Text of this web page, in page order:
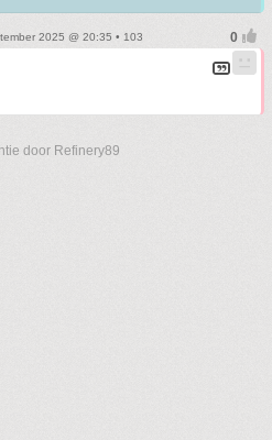
2025 @ 20:35 • 103
door Refinery89